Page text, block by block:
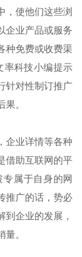
，使他们这些浏
企业产品或服务
种免费或收费渠
率科技小编提示
针对性制订推广
。
企业详情等各种
借助互联网的平
属于自身的网
推广的话，势必
企业的发展，
。